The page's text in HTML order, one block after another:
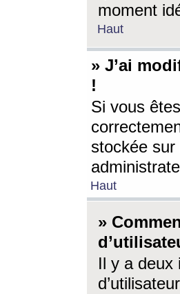
moment
Haut
» J’ai
!
Si vous
stockée sur
Haut
»
Il y a deux